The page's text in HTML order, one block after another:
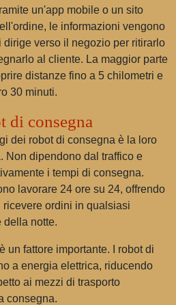
un'app mobile o un sito
le informazioni vengono
dirige verso il negozio per ritirarlo
al cliente. La maggior parte
distanze fino a 5 chilometri e
30 minuti.
di consegna
dei robot di consegna è la loro
Non dipendono dal traffico e
i tempi di consegna.
lavorare 24 ore su 24, offrendo
ordini in qualsiasi
della notte.
un fattore importante. I robot di
a energia elettrica, riducendo
ai mezzi di trasporto
consegna.